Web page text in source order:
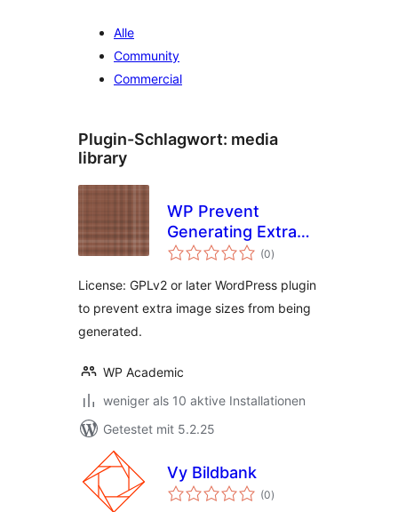
Alle
Community
Commercial
Plugin-Schlagwort: media
library
WP Prevent
Generating Extra
Image Sizes (0Bewertungen
insgesamt
)
License: GPLv2 or later WordPress plugin
to prevent extra image sizes from being
generated.
WP Academic
weniger als 10 aktive Installationen
Getestet mit 5.2.25
Vy Bildbank
(0Bewertungen
insgesamt
)